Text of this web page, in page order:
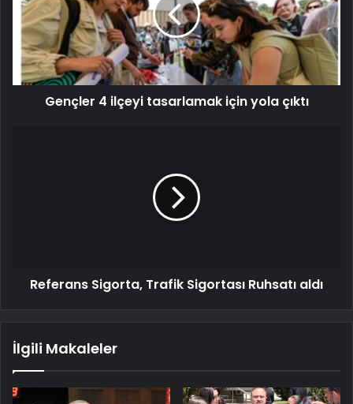
Gençler 4 ilçeyi tasarlamak için yola çıktı
Referans Sigorta, Trafik Sigortası Ruhsatı aldı
İlgili Makaleler